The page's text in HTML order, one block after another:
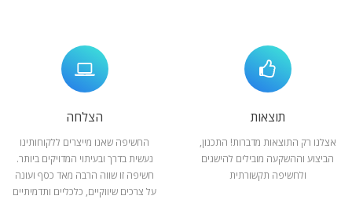
תוצאות
אצלנו רק התוצאות מדברות! התכנון,
הביצוע וההשקעה מובילים להישגים
ולחשיפה תקשורתית
הצלחה
החשיפה שאנו מייצרים ללקוחותינו
נעשית בדרך ובעיתוי המדויקים ביותר.
חשיפה זו שווה הרבה מאד כסף ועונה
על צרכים שיווקיים, כלכליים ותדמיתיים